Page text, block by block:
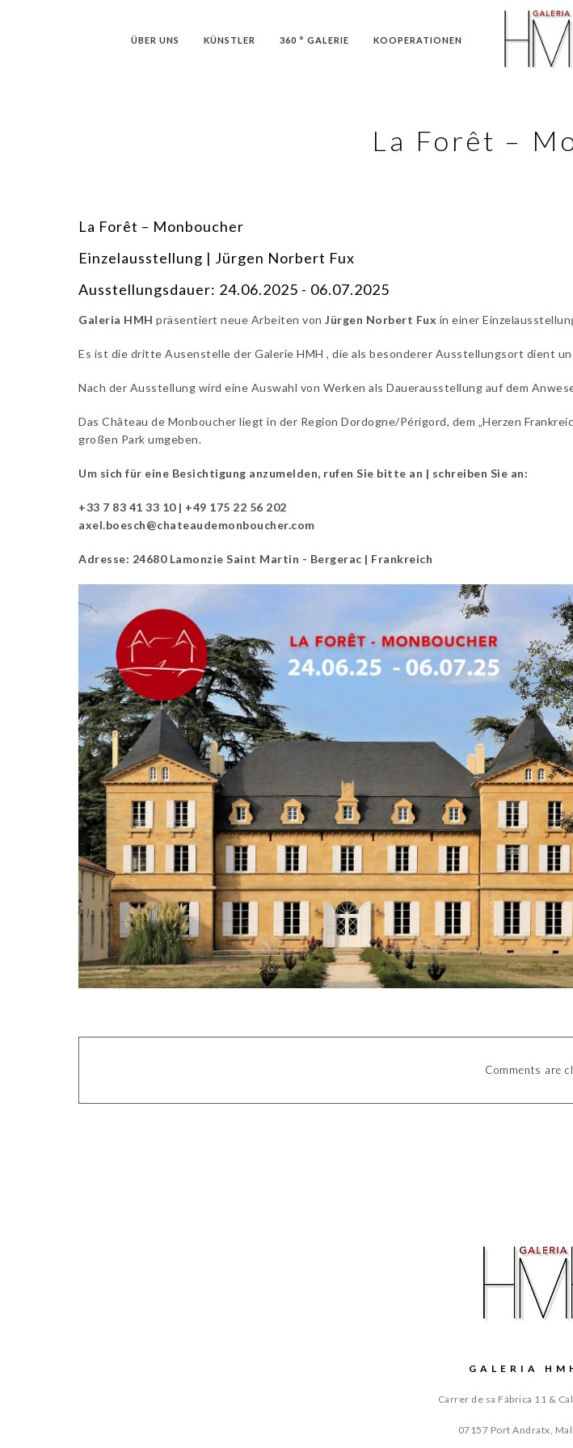
ÜBER UNS KÜNSTLER 360 ° GALERIE KOOPERATIONEN
La Forêt –
La Forêt – Monboucher
Einzelausstellung | Jürgen Norbert Fux
Ausstellungsdauer: 24.06.2025 - 06.07.2025
Galeria HMH präsentiert neue Arbeiten von Jürgen Norbert Fux in einer
Es ist die dritte Ausenstelle der Galerie HMH , die als besonderer Ausstellungsort dient
Nach der Ausstellung wird eine Auswahl von Werken als Dauerausstellung auf dem
Das Château de Monboucher liegt in der Region Dordogne/Périgord, dem „Herzen
großen Park umgeben.
Um sich für eine Besichtigung anzumelden, rufen Sie bitte an | schreiben Sie an:
+33 7 83 41 33 10 | +49 175 22 56 202
axel.boesch@chateaudemonboucher.com
Adresse: 24680 Lamonzie Saint Martin - Bergerac | Frankreich
Comments are
GALERIA
Carrer de sa Fábrica 11 &
07157 Port Andratx,